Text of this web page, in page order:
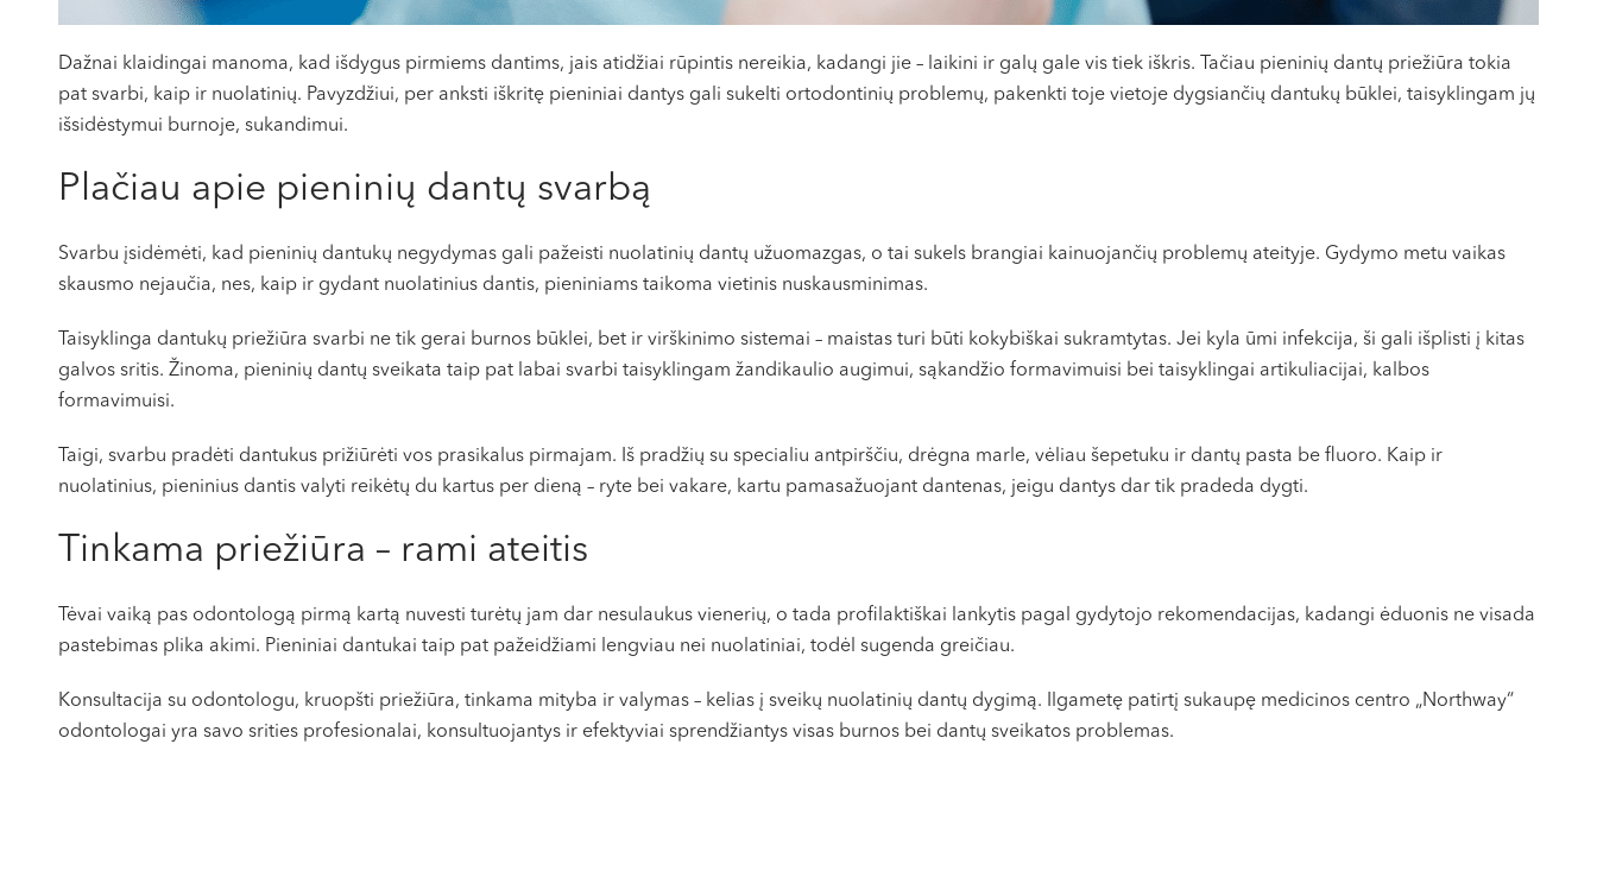
Dažnai klaidingai manoma, kad išdygus pirmiems dantims, jais atidžiai rūpintis nereikia, kadangi jie – laikini ir galų gale vis tiek iškris. Tačiau pieninių dantų priežiūra tokia
pat svarbi, kaip ir nuolatinių. Pavyzdžiui, per anksti iškritę pieniniai dantys gali sukelti ortodontinių problemų, pakenkti toje vietoje dygsiančių dantukų būklei, taisyklingam jų
išsidėstymui burnoje, sukandimui.
Plačiau apie pieninių dantų svarbą
Svarbu įsidėmėti, kad pieninių dantukų negydymas gali pažeisti nuolatinių dantų užuomazgas, o tai sukels brangiai kainuojančių problemų ateityje. Gydymo metu vaikas
skausmo nejaučia, nes, kaip ir gydant nuolatinius dantis, pieniniams taikoma vietinis nuskausminimas.
Taisyklinga dantukų priežiūra svarbi ne tik gerai burnos būklei, bet ir virškinimo sistemai – maistas turi būti kokybiškai sukramtytas. Jei kyla ūmi infekcija, ši gali išplisti į kitas
galvos sritis. Žinoma, pieninių dantų sveikata taip pat labai svarbi taisyklingam žandikaulio augimui, sąkandžio formavimuisi bei taisyklingai artikuliacijai, kalbos
formavimuisi.
Taigi, svarbu pradėti dantukus prižiūrėti vos prasikalus pirmajam. Iš pradžių su specialiu antpirščiu, drėgna marle, vėliau šepetuku ir dantų pasta be fluoro. Kaip ir
nuolatinius, pieninius dantis valyti reikėtų du kartus per dieną – ryte bei vakare, kartu pamasažuojant dantenas, jeigu dantys dar tik pradeda dygti.
Tinkama priežiūra – rami ateitis
Tėvai vaiką pas odontologą pirmą kartą nuvesti turėtų jam dar nesulaukus vienerių, o tada profilaktiškai lankytis pagal gydytojo rekomendacijas, kadangi ėduonis ne visada
pastebimas plika akimi. Pieniniai dantukai taip pat pažeidžiami lengviau nei nuolatiniai, todėl sugenda greičiau.
Konsultacija su odontologu, kruopšti priežiūra, tinkama mityba ir valymas – kelias į sveikų nuolatinių dantų dygimą. Ilgametę patirtį sukaupę medicinos centro „Northway“
odontologai yra savo srities profesionalai, konsultuojantys ir efektyviai sprendžiantys visas burnos bei dantų sveikatos problemas.